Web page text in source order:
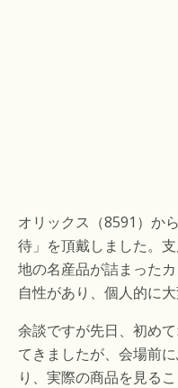
オリックス（8591）か
待」を頂戴しました。
地の名産品が詰まった
自性があり、個人的に
余談ですが先日、初め
てきましたが、会場前
り、実際の商品を見る